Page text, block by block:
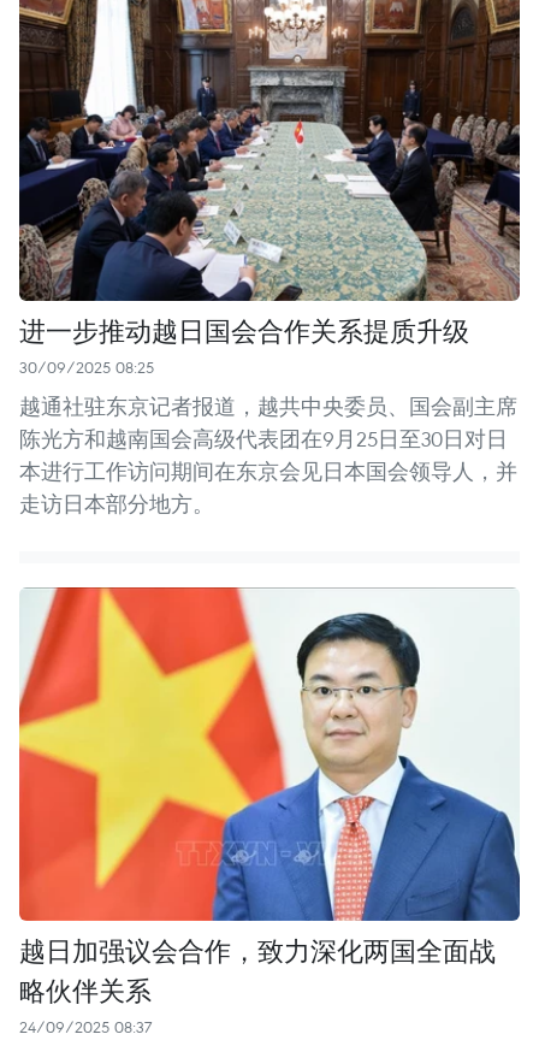
进一步推动越日国会合作关系提质升级
30/09/2025 08:25
越通社驻东京记者报道，越共中央委员、国会副主席
陈光方和越南国会高级代表团在9月25日至30日对日
本进行工作访问期间在东京会见日本国会领导人，并
走访日本部分地方。
越日加强议会合作，致力深化两国全面战
略伙伴关系
24/09/2025 08:37